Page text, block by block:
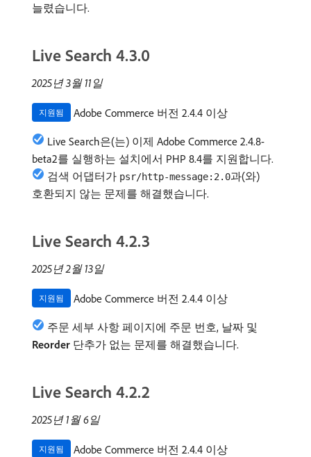
늘렸습니다.
Live Search 4.3.0
2025년 3월 11일
지원됨 Adobe Commerce 버전 2.4.4 이상
Live Search은(는) 이제 Adobe Commerce 2.4.8-
beta2를 실행하는 설치에서 PHP 8.4를 지원합니다.
검색 어댑터가 psr/http-message:2.0과(와)
호환되지 않는 문제를 해결했습니다.
Live Search 4.2.3
2025년 2월 13일
지원됨 Adobe Commerce 버전 2.4.4 이상
주문 세부 사항 페이지에 주문 번호, 날짜 및
Reorder 단추가 없는 문제를 해결했습니다.
Live Search 4.2.2
2025년 1월 6일
지원됨 Adobe Commerce 버전 2.4.4 이상